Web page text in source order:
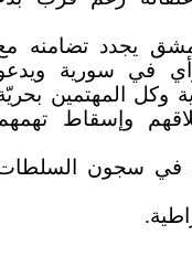
يجدد تضامنه
في سورية
وكل المهتمين
وإسقاط
في سجون